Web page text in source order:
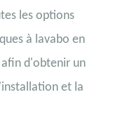
les options
à lavabo en
afin d'obtenir un
et la